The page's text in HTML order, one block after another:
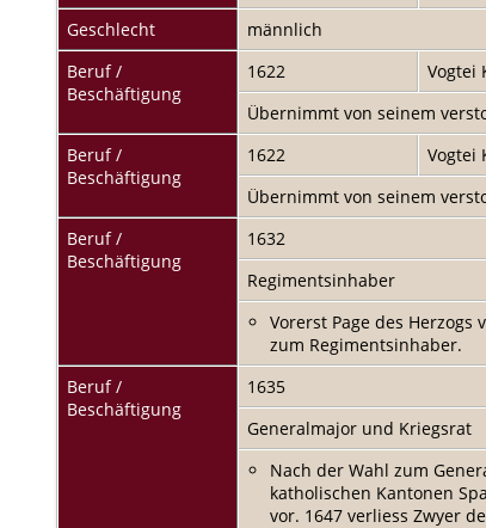
Geschlecht
männlich
Beruf /
Beschäftigung
1622
Vogtei
Übernimmt von seinem
Beruf /
Beschäftigung
1622
Vogtei
Übernimmt von seinem
Beruf /
Beschäftigung
1632
Regimentsinhaber
Vorerst Page des
zum Regimentsinhaber.
Beruf /
Beschäftigung
1635
Generalmajor und Kriegsrat
Nach der Wahl zum
katholischen Kantonen
vor. 1647 verliess Zwyer